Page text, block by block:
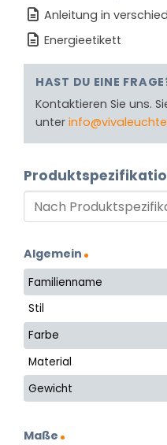
Anleitung in
Energieetikett
HAST DU EINE
Kontaktieren Sie uns.
unter
Algemein
Familienname
Stil
Farbe
Material
Gewicht
Maße